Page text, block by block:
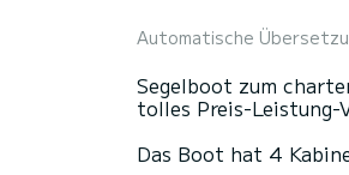
Automatische
Segelboot zum
tolles Preis-Leistung-
Das Boot hat 4